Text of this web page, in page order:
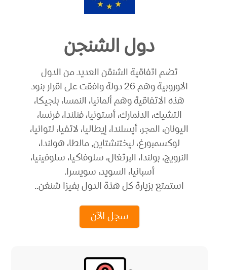
دول الشنجن
تضم اتفاقية الشنقن العديد من الدول
الاوروبية وهم 26 دولة وافقت على اقرار بنود
هذه الاتفاقية وهم ألمانيا، النمسا، بلجيكا،
التشيك، الدنمارك، أستونيا، فنلندا، فرنسا،
اليونان، المجر، أيسلندا، إيطاليا، لاتفيا، لتوانيا،
لوكسمبورغ، ليختنشتاين, مالطا، هولندا،
النرويج، بولندا، البرتغال، سلوفاكيا، سلوفينيا،
أسبانيا، السويد، سويسرا.
استمتع بزيارة كل هذة الدول بفيزا شنغن..
سجل الآن